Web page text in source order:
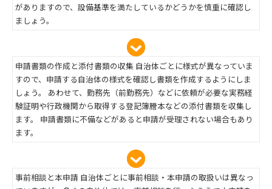
がありますので、設備基準を満たしているかどうかを慎重に確認し
ましょう。
申請書類の作成と添付書類の収集 自治体ごとに様式が異なっていま
すので、申請する自治体の様式を確認し書類を作成するようにしま
しょう。 あわせて、勤務先（前勤務先）などに依頼が必要な実務経
験証明や行政機関から取得する登記簿謄本などの添付書類を収集し
ます。 申請書類に不備などがあると申請が受理されない場合もあり
ます。
事前相談と本申請 自治体ごとに事前相談・本申請の取扱いは異なっ